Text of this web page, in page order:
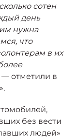
сотен
день
нужна
что
в их
— отметили в
без вести
людей»